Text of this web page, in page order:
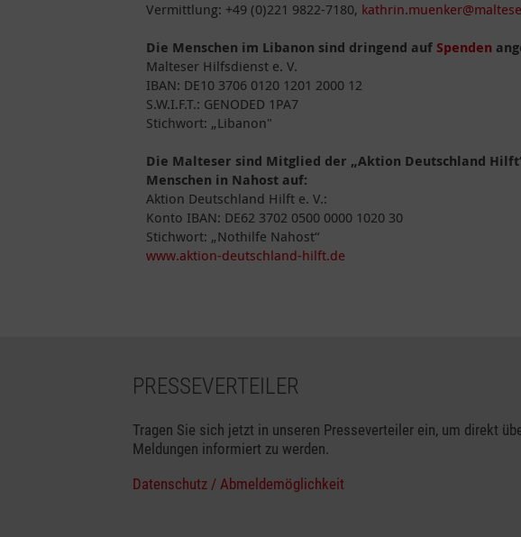
Vermittlung: +49 (0)221 9822-7180,
Die Menschen im Libanon sind dringend aufSpenden
Malteser Hilfsdienst e. V.
IBAN: DE10 3706 0120 1201 2000 12
S.W.I.F.T.: GENODED 1PA7
Stichwort: „Libanon"
Die Malteser sind Mitglied der „Aktion Deutschland
Menschen in Nahost auf:
Aktion Deutschland Hilft e. V.:
Konto IBAN: DE62 3702 0500 0000 1020 30
Stichwort: „Nothilfe Nahost“
www.aktion-deutschland-hilft.de
PRESSEVERTEILER
Tragen Sie sich jetzt in unseren Presseverteiler ein, um direkt
Meldungen informiert zu werden.
Datenschutz / Abmeldemöglichkeit